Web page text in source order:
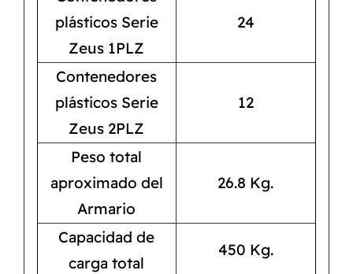
plásticos Serie
Zeus 1PLZ
24
Contenedores
plásticos Serie
Zeus 2PLZ
12
Peso total
aproximado del
Armario
26.8 Kg.
Capacidad de
carga total
450 Kg.